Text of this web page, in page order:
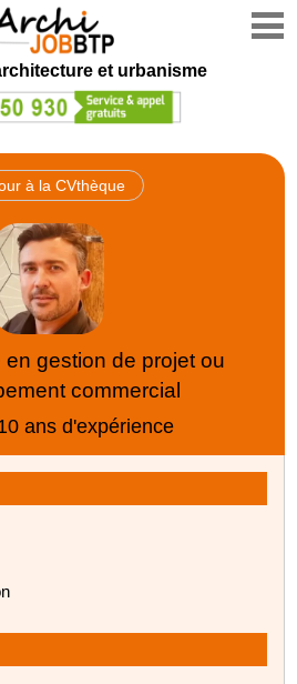
et urbanisme
à la CVthèque
gestion de projet ou
commercial
ans d'expérience